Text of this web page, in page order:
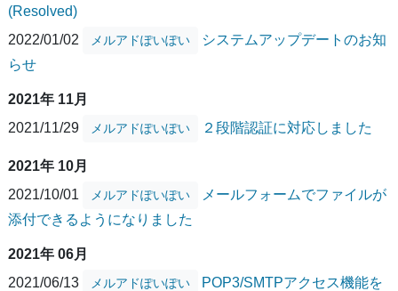
(Resolved)
2022/01/02
メルアドぽいぽい
システムアップデートのお知
らせ
2021年 11月
2021/11/29
メルアドぽいぽい ２段階認証に対応しました
2021年 10月
2021/10/01
メルアドぽいぽい
メールフォームでファイルが
添付できるようになりました
2021年 06月
2021/06/13
メルアドぽいぽい
POP3/SMTPアクセス機能を